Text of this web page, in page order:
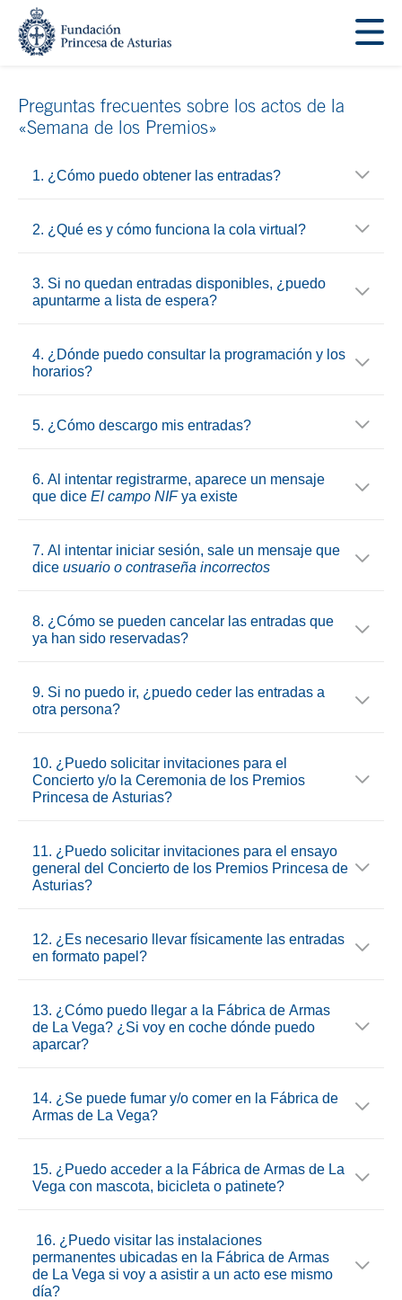
Saltar navegación. Ir directamente al contenido principal
Preguntas frecuentes sobre los actos de la
«Semana de los Premios»
1. ¿Cómo puedo obtener las entradas?
2. ¿Qué es y cómo funciona la cola virtual?
3. Si no quedan entradas disponibles, ¿puedo
apuntarme a lista de espera?
4. ¿Dónde puedo consultar la programación y los
horarios?
5. ¿Cómo descargo mis entradas?
6. Al intentar registrarme, aparece un mensaje
que dice El campo NIFya existe
7. Al intentar iniciar sesión, sale un mensaje que
dice usuario o contraseña incorrectos
8. ¿Cómo se pueden cancelar las entradas que
ya han sido reservadas?
9. Si no puedo ir, ¿puedo ceder las entradas a
otra persona?
10. ¿Puedo solicitar invitaciones para el
Concierto y/o la Ceremonia de los Premios
Princesa de Asturias?
11. ¿Puedo solicitar invitaciones para el ensayo
general del Concierto de los Premios Princesa de
Asturias?
12. ¿Es necesario llevar físicamente las entradas
en formato papel?
13. ¿Cómo puedo llegar a la Fábrica de Armas
de La Vega? ¿Si voy en coche dónde puedo
aparcar?
14. ¿Se puede fumar y/o comer en la Fábrica de
Armas de La Vega?
15. ¿Puedo acceder a la Fábrica de Armas de La
Vega con mascota, bicicleta o patinete?
16. ¿Puedo visitar las instalaciones
permanentes ubicadas en la Fábrica de Armas
de La Vega si voy a asistir a un acto ese mismo
día?